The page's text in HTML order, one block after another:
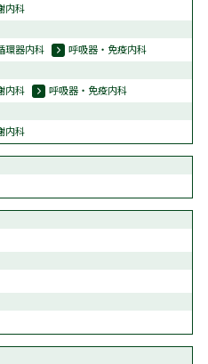
内科
環器内科
呼吸器・免疫内科
内科
呼吸器・免疫内科
内科